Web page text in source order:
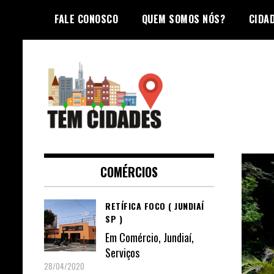
content
FALE CONOSCO QUEM SOMOS NÓS?
TEM CIDADES
COMÉRCIOS
RETÍFICA FOCO ( JUNDIAÍ
SP )
Em Comércio, Jundiaí,
Serviços
28/04/2020